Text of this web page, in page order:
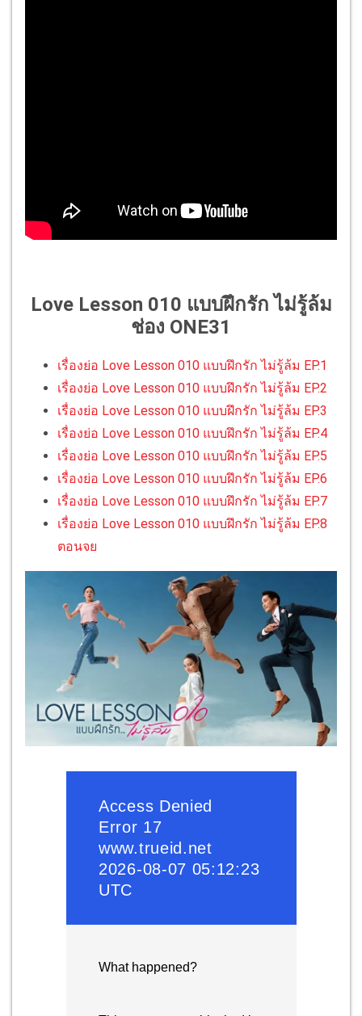
Love Lesson 010 แบบฝึกรัก ไม่รู้ล้ม
ช่อง ONE31
เรื่องย่อ Love Lesson 010 แบบฝึกรัก ไม่รู้ล้ม EP.1
เรื่องย่อ Love Lesson 010 แบบฝึกรัก ไม่รู้ล้ม EP.2
เรื่องย่อ Love Lesson 010 แบบฝึกรัก ไม่รู้ล้ม EP.3
เรื่องย่อ Love Lesson 010 แบบฝึกรัก ไม่รู้ล้ม EP.4
เรื่องย่อ Love Lesson 010 แบบฝึกรัก ไม่รู้ล้ม EP.5
เรื่องย่อ Love Lesson 010 แบบฝึกรัก ไม่รู้ล้ม EP.6
เรื่องย่อ Love Lesson 010 แบบฝึกรัก ไม่รู้ล้ม EP.7
เรื่องย่อ Love Lesson 010 แบบฝึกรัก ไม่รู้ล้ม EP.8
ตอนจย